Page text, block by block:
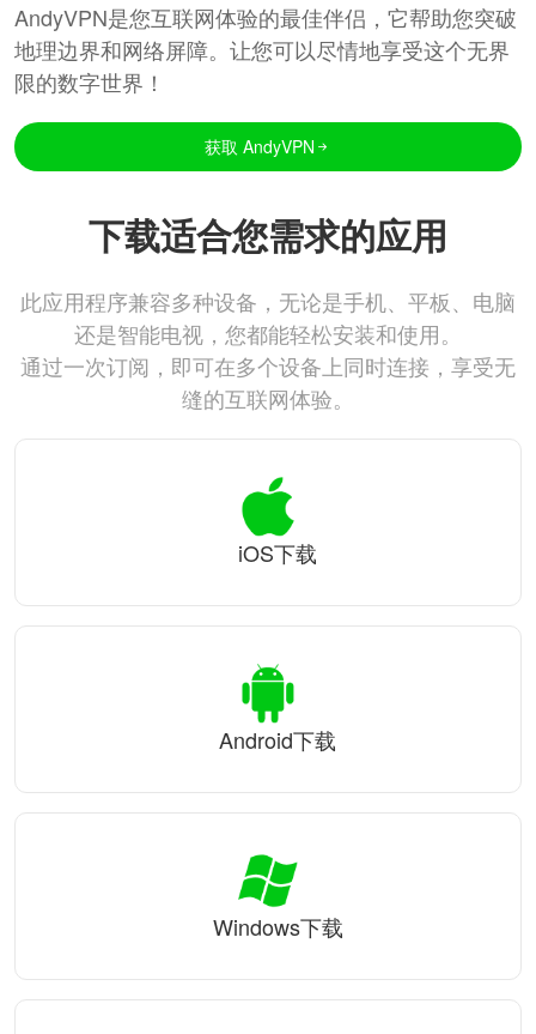
AndyVPN是您互联网体验的最佳伴侣，它帮助您突破
地理边界和网络屏障。让您可以尽情地享受这个无界
限的数字世界！
获取 AndyVPN
下载适合您需求的应用
此应用程序兼容多种设备，无论是手机、平板、电脑
还是智能电视，您都能轻松安装和使用。
通过一次订阅，即可在多个设备上同时连接，享受无
缝的互联网体验。
iOS下载
Android下载
Windows下载